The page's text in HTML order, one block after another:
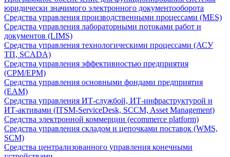
юридически значимого электронного документооборота
Средства управления производственными процессами (MES)
Средства управления лабораторными потоками работ и
документов (LIMS)
Средства управления технологическими процессами (АСУ
ТП, SCADA)
Средства управления эффективностью предприятия
(CPM/EPM)
Средства управления основными фондами предприятия
(EAM)
Средства управления ИТ-службой, ИТ-инфраструктурой и
ИТ-активами (ITSM-ServiceDesk, SCCM, Asset Management)
Средства электронной коммерции (ecommerce platform)
Средства управления складом и цепочками поставок (WMS,
SCM)
Средства централизованного управления конечными